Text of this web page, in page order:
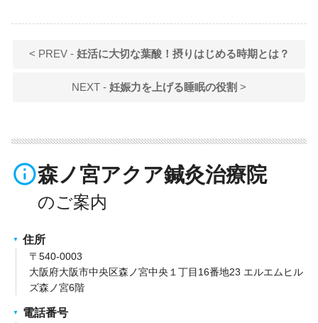
< PREV - 妊活に大切な葉酸！摂りはじめる時期とは？
NEXT - 妊娠力を上げる睡眠の役割 >
info_outline森ノ宮アクア鍼灸治療院
住所
〒540-0003
大阪府大阪市中央区森ノ宮中央１丁目16番地23 エルエムヒル
ズ森ノ宮6階
電話番号